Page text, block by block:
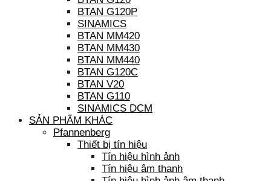
BTAN G120P
SINAMICS
BTAN MM420
BTAN MM430
BTAN MM440
BTAN G120C
BTAN V20
BTAN G110
SINAMICS DCM
SẢN PHẨM KHÁC
Pfannenberg
Thiết bị tín hiệu
Tín hiệu hình ảnh
Tín hiệu âm thanh